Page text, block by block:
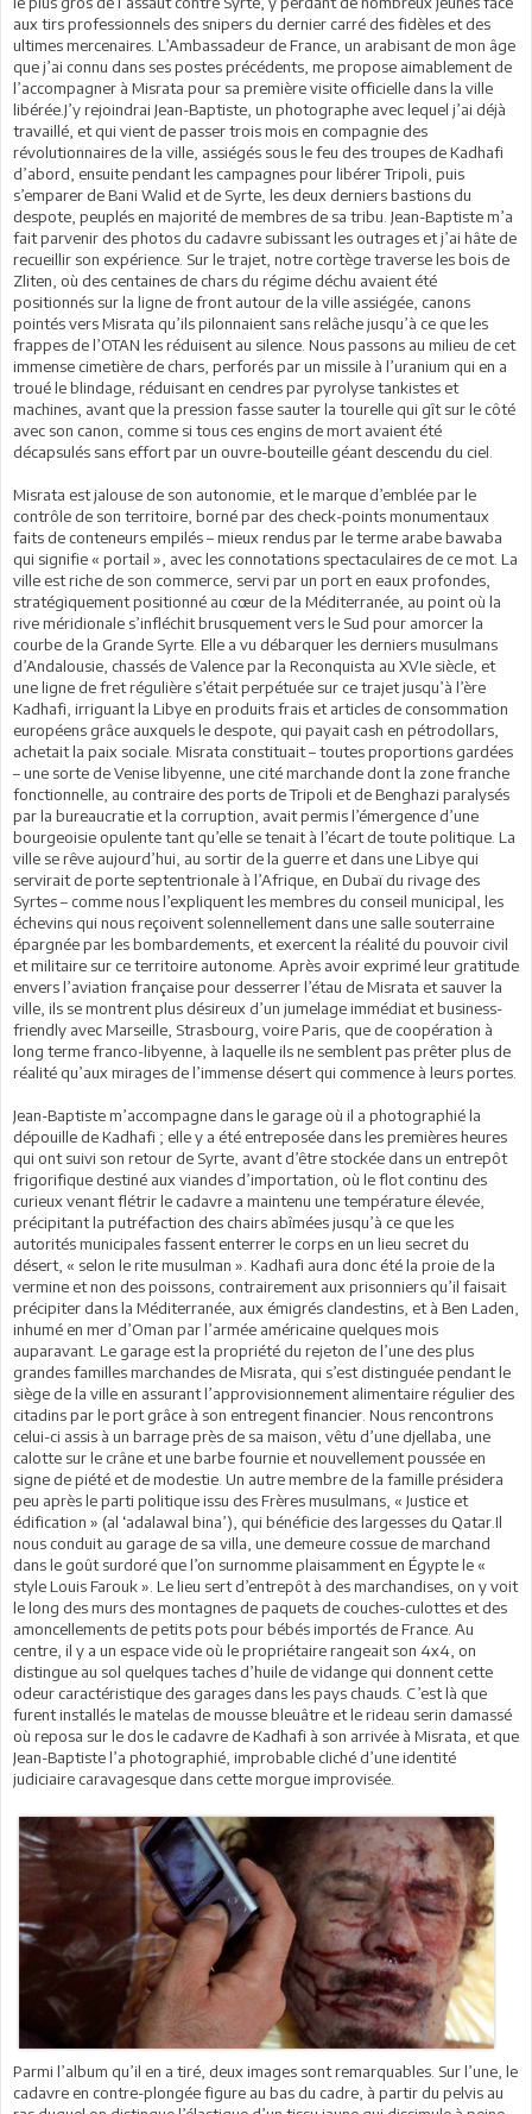
aux tirs professionnels des snipers du dernier carré des fidèles et des
ultimes mercenaires. L’Ambassadeur de France, un arabisant de mon âge
que j’ai connu dans ses postes précédents, me propose aimablement de
l’accompagner à Misrata pour sa première visite officielle dans la ville
libérée.J’y rejoindrai Jean-Baptiste, un photographe avec lequel j’ai déjà
travaillé, et qui vient de passer trois mois en compagnie des
révolutionnaires de la ville, assiégés sous le feu des troupes de Kadhafi
d’abord, ensuite pendant les campagnes pour libérer Tripoli, puis
s’emparer de Bani Walid et de Syrte, les deux derniers bastions du
despote, peuplés en majorité de membres de sa tribu. Jean-Baptiste m’a
fait parvenir des photos du cadavre subissant les outrages et j’ai hâte de
recueillir son expérience. Sur le trajet, notre cortège traverse les bois de
Zliten, où des centaines de chars du régime déchu avaient été
positionnés sur la ligne de front autour de la ville assiégée, canons
pointés vers Misrata qu’ils pilonnaient sans relâche jusqu’à ce que les
frappes de l’OTAN les réduisent au silence. Nous passons au milieu de cet
immense cimetière de chars, perforés par un missile à l’uranium qui en a
troué le blindage, réduisant en cendres par pyrolyse tankistes et
machines, avant que la pression fasse sauter la tourelle qui gît sur le côté
avec son canon, comme si tous ces engins de mort avaient été
décapsulés sans effort par un ouvre-bouteille géant descendu du ciel.
Misrata est jalouse de son autonomie, et le marque d’emblée par le
contrôle de son territoire, borné par des check-points monumentaux
faits de conteneurs empilés – mieux rendus par le terme arabe bawaba
qui signifie « portail », avec les connotations spectaculaires de ce mot. La
ville est riche de son commerce, servi par un port en eaux profondes,
stratégiquement positionné au cœur de la Méditerranée, au point où la
rive méridionale s’infléchit brusquement vers le Sud pour amorcer la
courbe de la Grande Syrte. Elle a vu débarquer les derniers musulmans
d’Andalousie, chassés de Valence par la Reconquista au XVIe siècle, et
une ligne de fret régulière s’était perpétuée sur ce trajet jusqu’à l’ère
Kadhafi, irriguant la Libye en produits frais et articles de consommation
européens grâce auxquels le despote, qui payait cash en pétrodollars,
achetait la paix sociale. Misrata constituait – toutes proportions gardées
– une sorte de Venise libyenne, une cité marchande dont la zone franche
fonctionnelle, au contraire des ports de Tripoli et de Benghazi paralysés
par la bureaucratie et la corruption, avait permis l’émergence d’une
bourgeoisie opulente tant qu’elle se tenait à l’écart de toute politique. La
ville se rêve aujourd’hui, au sortir de la guerre et dans une Libye qui
servirait de porte septentrionale à l’Afrique, en Dubaï du rivage des
Syrtes – comme nous l’expliquent les membres du conseil municipal, les
échevins qui nous reçoivent solennellement dans une salle souterraine
épargnée par les bombardements, et exercent la réalité du pouvoir civil
et militaire sur ce territoire autonome. Après avoir exprimé leur gratitude
envers l’aviation française pour desserrer l’étau de Misrata et sauver la
ville, ils se montrent plus désireux d’un jumelage immédiat et business-
friendly avec Marseille, Strasbourg, voire Paris, que de coopération à
long terme franco-libyenne, à laquelle ils ne semblent pas prêter plus de
réalité qu’aux mirages de l’immense désert qui commence à leurs portes.
Jean-Baptiste m’accompagne dans le garage où il a photographié la
dépouille de Kadhafi ; elle y a été entreposée dans les premières heures
qui ont suivi son retour de Syrte, avant d’être stockée dans un entrepôt
frigorifique destiné aux viandes d’importation, où le flot continu des
curieux venant flétrir le cadavre a maintenu une température élevée,
précipitant la putréfaction des chairs abîmées jusqu’à ce que les
autorités municipales fassent enterrer le corps en un lieu secret du
désert, « selon le rite musulman ». Kadhafi aura donc été la proie de la
vermine et non des poissons, contrairement aux prisonniers qu’il faisait
précipiter dans la Méditerranée, aux émigrés clandestins, et à Ben Laden,
inhumé en mer d’Oman par l’armée américaine quelques mois
auparavant. Le garage est la propriété du rejeton de l’une des plus
grandes familles marchandes de Misrata, qui s’est distinguée pendant le
siège de la ville en assurant l’approvisionnement alimentaire régulier des
citadins par le port grâce à son entregent financier. Nous rencontrons
celui-ci assis à un barrage près de sa maison, vêtu d’une djellaba, une
calotte sur le crâne et une barbe fournie et nouvellement poussée en
signe de piété et de modestie. Un autre membre de la famille présidera
peu après le parti politique issu des Frères musulmans, « Justice et
édification » (al ‘adalawal bina’), qui bénéficie des largesses du Qatar.Il
nous conduit au garage de sa villa, une demeure cossue de marchand
dans le goût surdoré que l’on surnomme plaisamment en Égypte le «
style Louis Farouk ». Le lieu sert d’entrepôt à des marchandises, on y voit
le long des murs des montagnes de paquets de couches-culottes et des
amoncellements de petits pots pour bébés importés de France. Au
centre, il y a un espace vide où le propriétaire rangeait son 4x4, on
distingue au sol quelques taches d’huile de vidange qui donnent cette
odeur caractéristique des garages dans les pays chauds. C’est là que
furent installés le matelas de mousse bleuâtre et le rideau serin damassé
où reposa sur le dos le cadavre de Kadhafi à son arrivée à Misrata, et que
Jean-Baptiste l’a photographié, improbable cliché d’une identité
judiciaire caravagesque dans cette morgue improvisée.
Parmi l’album qu’il en a tiré, deux images sont remarquables. Sur l’une, le
cadavre en contre-plongée figure au bas du cadre, à partir du pelvis au